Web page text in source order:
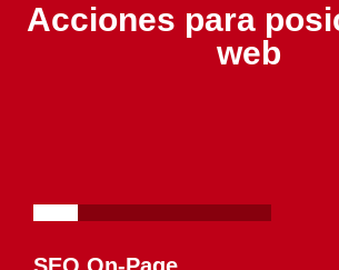
Acciones para
web